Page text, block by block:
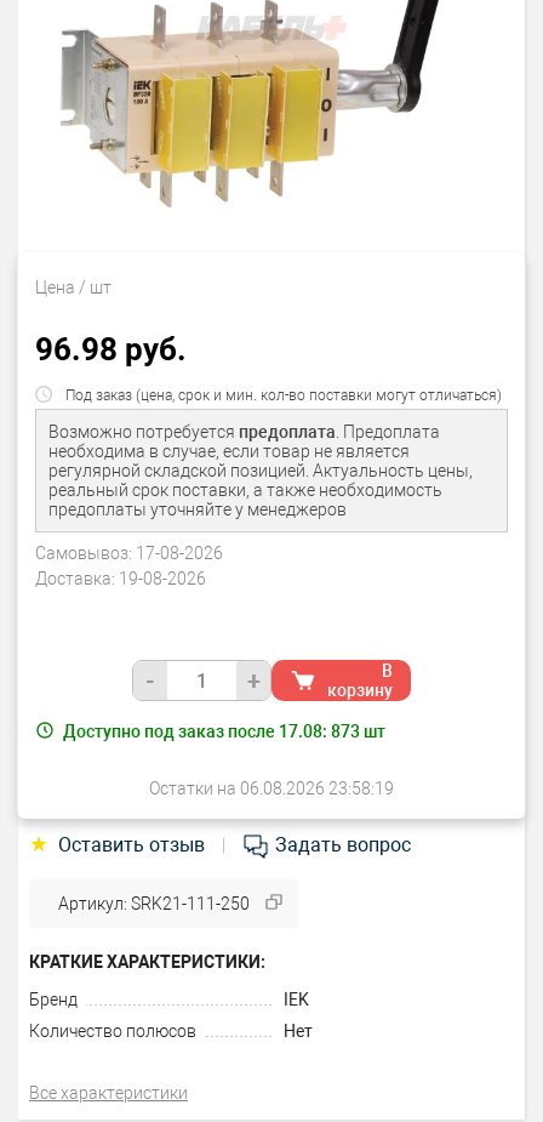
Цена / шт
96.98 руб.
Под заказ (цена, срок и мин. кол-во поставки могут отличаться)
Возможно потребуется предоплата. Предоплата
необходима в случае, если товар не является
регулярной складской позицией. Актуальность цены,
реальный срок поставки, а также необходимость
предоплаты уточняйте у менеджеров
Самовывоз: 17-08-2026
Доставка: 19-08-2026
- +
В
корзину
Доступно под заказ после 17.08: 873 шт
Остатки на 06.08.2026 23:58:19
★ Оставить отзыв Задать вопрос
Артикул: SRK21-111-250
КРАТКИЕ ХАРАКТЕРИСТИКИ:
Бренд
IEK
Количество полюсов
Нет
Все характеристики